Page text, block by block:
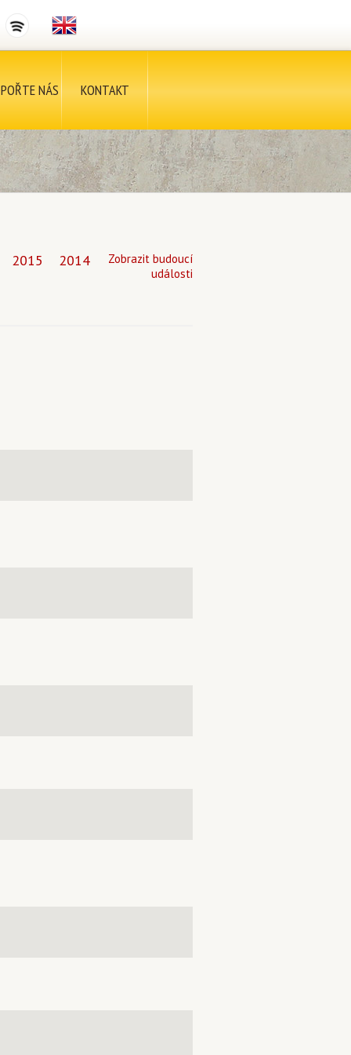
NÁS KONTAKT
2015 2014
Zobrazit budoucí
události